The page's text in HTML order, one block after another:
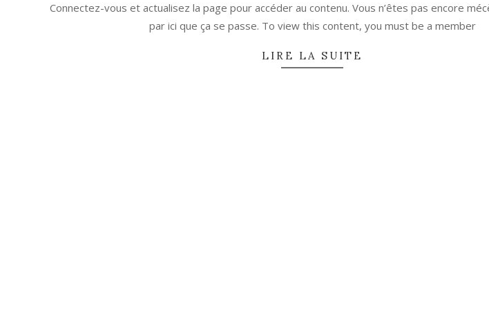
Connectez-vous et actualisez la page pour accéder au contenu. Vous n’êtes pas encore
par ici que ça se passe. To view this content, you must be a member
LIRE LA SUITE